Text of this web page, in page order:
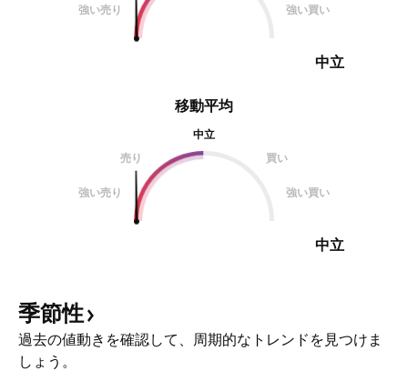
強い売り 強い買い
中立
移動平均
中立
売り
買い
強い売り 強い買い
中立
季節性
過去の値動きを確認して、周期的なトレンドを見つけま
しょう。